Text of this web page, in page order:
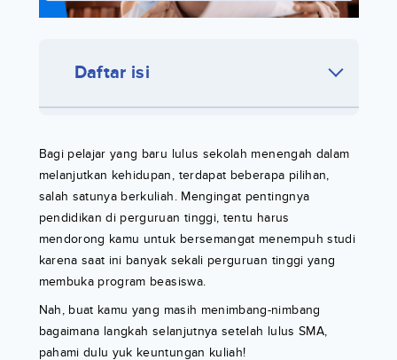
Daftar isi
Bagi pelajar yang baru lulus sekolah menengah dalam
melanjutkan kehidupan, terdapat beberapa pilihan,
salah satunya berkuliah. Mengingat pentingnya
pendidikan di perguruan tinggi, tentu harus
mendorong kamu untuk bersemangat menempuh studi
karena saat ini banyak sekali perguruan tinggi yang
membuka program beasiswa.
Nah, buat kamu yang masih menimbang-nimbang
bagaimana langkah selanjutnya setelah lulus SMA,
pahami dulu yuk keuntungan kuliah!